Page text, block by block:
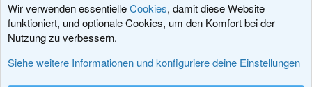
Schlagworte
Wir verwenden essentielleCookies, damit diese Website
funktioniert, und optionale Cookies, um den Komfort bei der
Nutzung zu verbessern.
Siehe weitere Informationen und konfiguriere deine Einstellungen